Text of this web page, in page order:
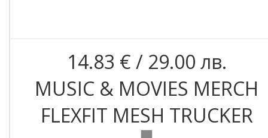
14.83 € / 29.00 лв.
MUSIC & MOVIES MERCH
FLEXFIT MESH TRUCKER